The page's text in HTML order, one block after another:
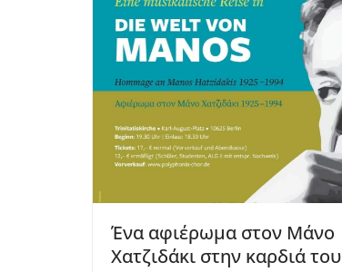
Ένα αφιέρωμα στον Μάνο
Χατζιδάκι στην καρδιά του